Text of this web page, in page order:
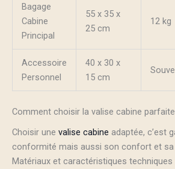
Bagage
Cabine
Principal
55 x 35 x
25 cm
12 kg
Accessoire
Personnel
40 x 30 x
15 cm
Comment choisir la valise cabine
Choisir une valise cabine adaptée, c’est
conformité mais aussi son confort et sa
Matériaux et caractéristiques techniques